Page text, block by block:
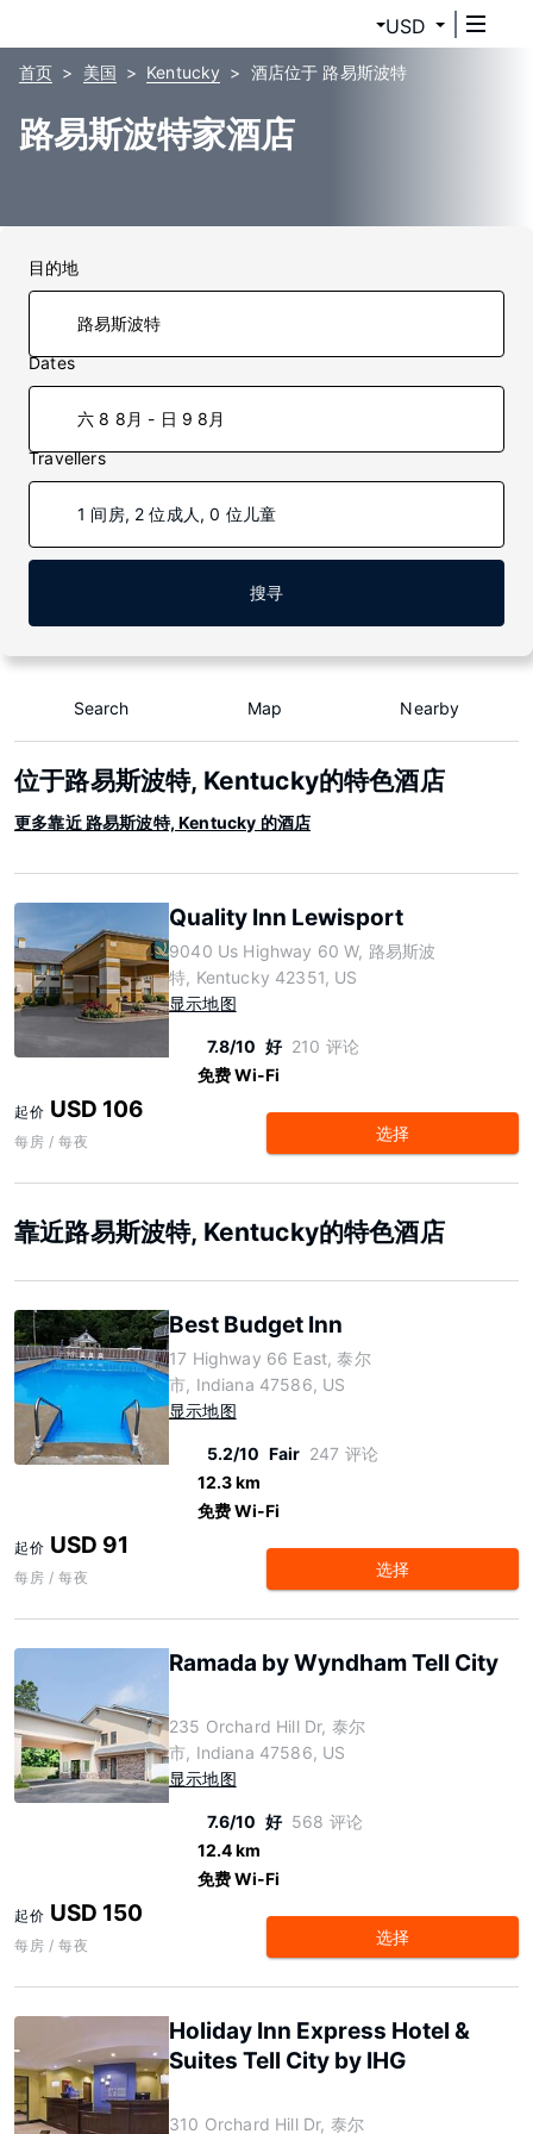
USD
首页 美国 Kentucky 酒店位于 路易斯波特
路易斯波特家酒店
目的地
Dates
六 8 8月 - 日 9 8月
Travellers
1 间房, 2 位成人, 0 位儿童
搜寻
Search Map Nearby
位于路易斯波特, Kentucky的特色酒店
更多靠近 路易斯波特, Kentucky 的酒店
Quality Inn Lewisport
9040 Us Highway 60 W, 路易斯波
特, Kentucky 42351, US
显示地图
7.8/10 好 210 评论
免费 Wi-Fi
起价 USD 106
每房 / 每夜 选择
靠近路易斯波特, Kentucky的特色酒店
Best Budget Inn
17 Highway 66 East, 泰尔
市, Indiana 47586, US
显示地图
5.2/10 Fair 247 评论
12.3 km
免费 Wi-Fi
起价 USD 91
每房 / 每夜 选择
Ramada by Wyndham Tell City
235 Orchard Hill Dr, 泰尔
市, Indiana 47586, US
显示地图
7.6/10 好 568 评论
12.4 km
免费 Wi-Fi
起价 USD 150
每房 / 每夜 选择
Holiday Inn Express Hotel &
Suites Tell City by IHG
310 Orchard Hill Dr, 泰尔